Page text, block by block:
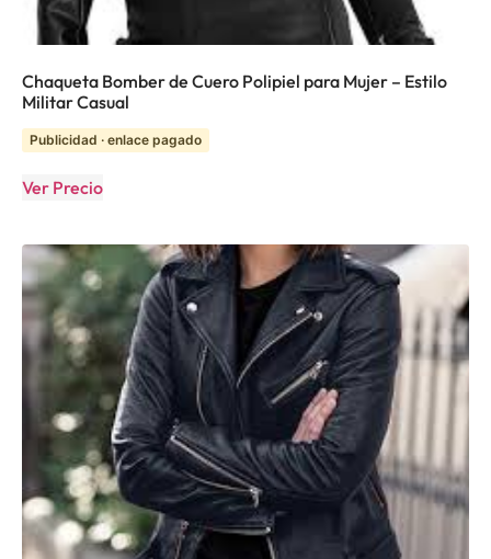
Chaqueta Bomber de Cuero Polipiel para Mujer – Estilo
Militar Casual
Publicidad · enlace pagado
Ver Precio